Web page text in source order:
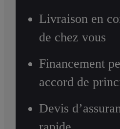
Livraison en
de chez vous
Financement
accord de
Devis